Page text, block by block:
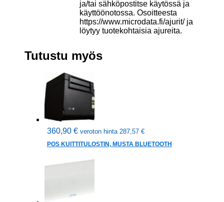
ja/tai sähköpostitse käytössä ja
käyttöönotossa. Osoitteesta
https://www.microdata.fi/ajurit/ ja
löytyy tuotekohtaisia ajureita.
Tutustu myös
360,90 € veroton hinta 287,57 €
POS KUITTITULOSTIN, MUSTA BLUETOOTH